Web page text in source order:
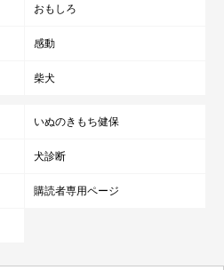
おもしろ
感動
柴犬
いぬのきもち健保
犬診断
購読者専用ページ